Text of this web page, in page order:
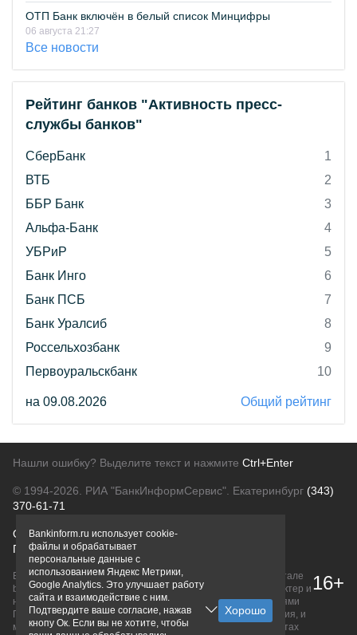
ОТП Банк включён в белый список Минцифры
06 августа 21:27
Все новости
Рейтинг банков "Активность пресс-
службы банков"
СберБанк
1
ВТБ
2
ББР Банк
3
Альфа-Банк
4
УБРиР
5
Банк Инго
6
Банк ПСБ
7
Банк Уралсиб
8
Россельхозбанк
9
Первоуральскбанк
10
на 09.08.2026 Общий рейтинг
Нашли ошибку? Выделите текст и нажмите Ctrl+Enter
© 1994-2026. РИА "БанкИнформСервис". Екатеринбург (343)
370-61-71
О проектеПолитика конфиденциальности
Правовая информацияДля рекламодателей
Вся информация о продуктах банков, размещенная на портале
bankinform.ru, носит исключительно ознакомительный характер и
не является публичной офертой, определяемой положениями
ГК РФ. Информация не содержит точного и полного описания, и
может быть изменена. Конечные условия уточняйте на сайтах
16+
Bankinform.ru использует cookie-
файлы и обрабатывает
персональные данные с
использованием Яндекс Метрики,
Google Analytics. Это улучшает работу
сайта и взаимодействие с ним.
Подтвердите ваше согласие, нажав
кнопу Ок. Если вы не хотите, чтобы